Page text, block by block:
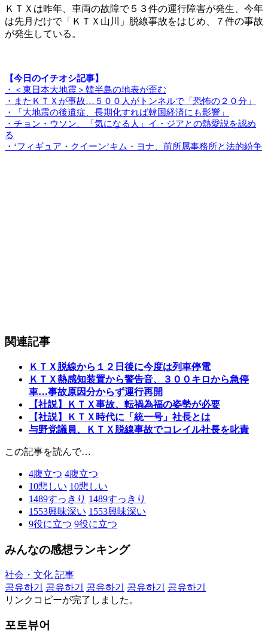
ＫＴＸは昨年、車両の故障で５３件の運行障害が発生、今年
は先月だけで「ＫＴＸ山川」脱線事故をはじめ、７件の事故
が発生している。
【今日のイチオシ記事】
・＜東日本大地震＞韓半島の地表が歪む
・またＫＴＸが事故…５００人がトンネルで「恐怖の２０分」
・「大地震の後遺症、長期化すれば韓国経済にも影響」
・チョン・ウソン、「気になる人」イ・ジアとの熱愛説を認め
る
・‘フィギュア・クイーン’キム・ヨナ、前所属事務所と法的紛争
関連記事
ＫＴＸ脱線から１２日後に今度は列車停電
ＫＴＸ熱感知装置から警告音、３００キロから急停
車…事故原因分からず運行再開
【社説】ＫＴＸ事故、転禍為福の姿勢が必要
【社説】ＫＴＸ時代に「統一号」社長とは
与野党議員、ＫＴＸ脱線事故でコレイル社長を叱責
この記事を読んで…
4腹立つ 4腹立つ
10悲しい 10悲しい
1489すっきり 1489すっきり
1553興味深い 1553興味深い
9役に立つ 9役に立つ
みんなの感想ランキング
社会・文化 記事
공유하기
공유하기 공유하기 공유하기
공유하기
リンクコピーが完了しました。
포토뷰어